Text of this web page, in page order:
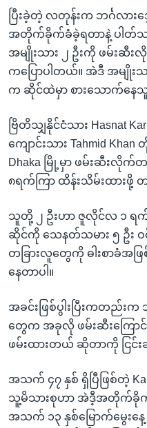
နေရာ
သို့
ကျော်
ရန်
ပြီးခဲ့တဲ့ လတုန်းက ဘင်္ဂလာ
အတိုက်ခိုက်ခံခဲ့ရတာနဲ့ ပါတ်သ
အမျိုးသား ၂ ဦးကို ဖမ်းဆီး
ကပြောပါတယ်။ အဲဒီ အမျိုး
က ဆိုင်ထဲမှာ စားသောက်နေ
ဗြိတိသျှနိုင်ငံသား Hasnat
ကျောင်းသား Tahmid
Dhaka မြို့မှာ ဖမ်းဆီးလို
၈ရက်ကြာ ထိန်းသိမ်းထားဖို့
သူတို့ ၂ ဦးဟာ ဇူလိုင်လ ၁ ရက်န
ဆိုင်ကို သေနတ်သမား ၅ ဦး ဝ
တခြားလူတွေကို ဓါးစာခံအဖ
နေတာပါ။
အခင်းဖြစ်ပွါးပြီးကတည်းက
တွေက အခုလို ဖမ်းဆီးကြော
ဖမ်းထားတယ် ဆိုတာကို ငြင်း
အသက် ၄၇ နှစ် ရှိပြီဖြစ်တဲ့
သူ့မိသားစုဟာ အဲဒီ့အတိုက်ခိုက်
အသက် ၁၃ နှစ်မြောက်မွေးန